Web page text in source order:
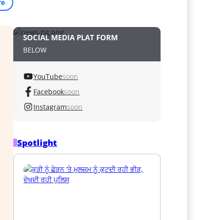
SOCIAL MEDIA PLAT FORM
BELOW
YouTubesoon
Facebooksoon
Instagramsoon
Spotlight